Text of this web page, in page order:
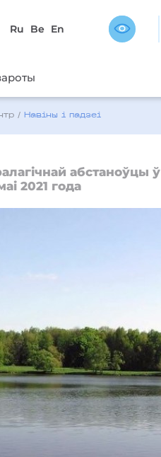
Ru Be En
/ Навіны і падзеі
абстаноўцы
2021 года